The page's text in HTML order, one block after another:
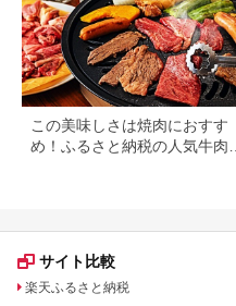
32
この美味しさは焼肉におすす
め！ふるさと納税の人気牛肉還
サイト比較
楽天ふるさと納税